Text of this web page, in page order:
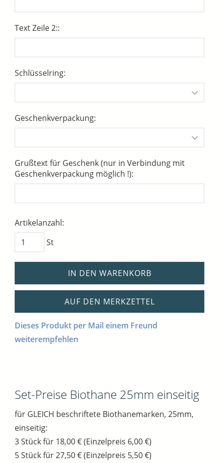
Text Zeile 2::
Schlüsselring:
Geschenkverpackung:
Grußtext für Geschenk (nur in Verbindung mit
Geschenkverpackung möglich !):
Artikelanzahl:
St
IN DEN WARENKORB
AUF DEN MERKZETTEL
Dieses Produkt per Mail einem Freund
weiterempfehlen
Set-Preise Biothane 25mm einseitig
für GLEICH beschriftete Biothanemarken, 25mm,
einseitig:
3 Stück für 18,00 € (Einzelpreis 6,00 €)
5 Stück für 27,50 € (Einzelpreis 5,50 €)